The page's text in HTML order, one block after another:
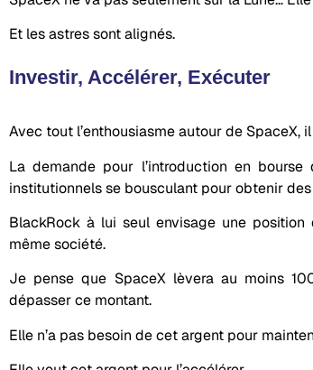
Et les astres sont alignés.
Investir, Accélérer, Exécuter
Avec tout l’enthousiasme autour de
La demande pour l’introduction en
institutionnels se bousculant pour obtenir
BlackRock à lui seul envisage une
même société.
Je pense que SpaceX lèvera au moins
dépasser ce montant.
Elle n’a pas besoin de cet argent pour